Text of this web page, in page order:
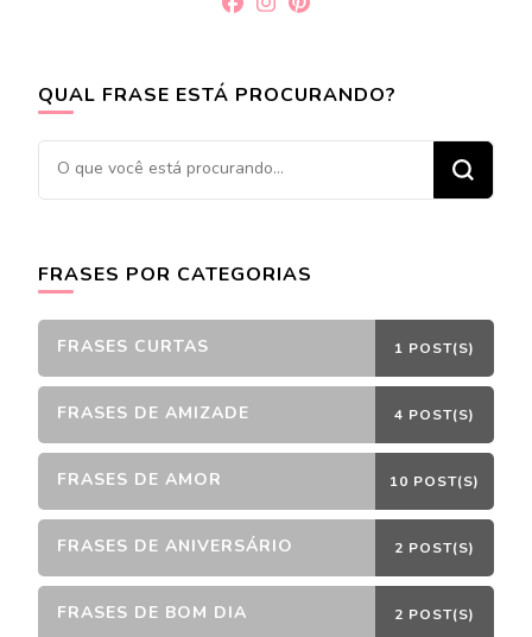
QUAL FRASE ESTÁ PROCURANDO?
Procurando
algo?
FRASES POR CATEGORIAS
FRASES CURTAS 1 POST(S)
FRASES DE AMIZADE 4 POST(S)
FRASES DE AMOR 10 POST(S)
FRASES DE ANIVERSÁRIO 2 POST(S)
FRASES DE BOM DIA 2 POST(S)